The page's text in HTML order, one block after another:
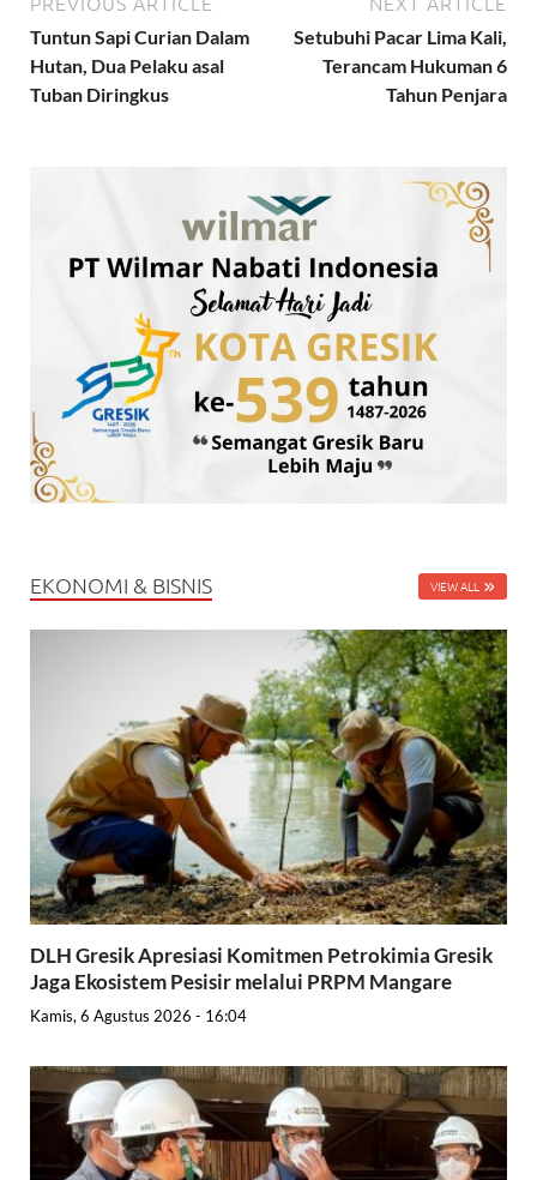
Tuntun Sapi Curian Dalam
Hutan, Dua Pelaku asal
Tuban Diringkus
Setubuhi Pacar Lima Kali,
Terancam Hukuman 6
Tahun Penjara
EKONOMI & BISNIS VIEW ALL
DLH Gresik Apresiasi Komitmen Petrokimia Gresik
Jaga Ekosistem Pesisir melalui PRPM Mangare
Kamis, 6 Agustus 2026 - 16:04